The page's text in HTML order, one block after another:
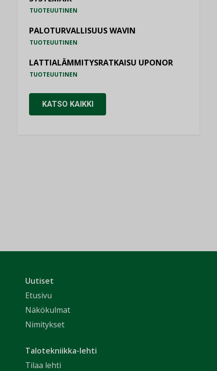
TUOTEUUTINEN
PALOTURVALLISUUS WAVIN
TUOTEUUTINEN
LATTIALÄMMITYSRATKAISU UPONOR
TUOTEUUTINEN
KATSO KAIKKI
Uutiset
Etusivu
Näkökulmat
Nimitykset
Talotekniikka-lehti
Tilaa lehti